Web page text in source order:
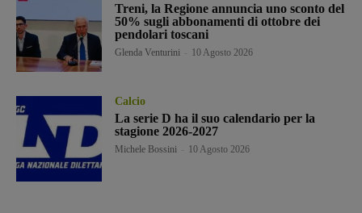
Treni, la Regione annuncia uno sconto del
50% sugli abbonamenti di ottobre dei
pendolari toscani
Glenda Venturini 10 Agosto 2026
Calcio
La serie D ha il suo calendario per la
stagione 2026-2027
Michele Bossini 10 Agosto 2026